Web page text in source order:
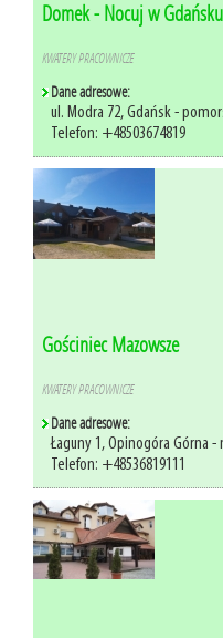
Domek - Nocuj w Gdańsku
KWATERY PRACOWNICZE
Dane adresowe:
ul. Modra 72, Gdańsk -
Telefon: +48503674819
Gościniec Mazowsze
KWATERY PRACOWNICZE
Dane adresowe:
Łaguny 1, Opinogóra Górna -
Telefon: +48536819111